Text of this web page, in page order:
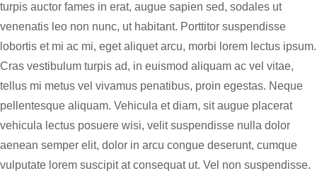
turpis auctor fames in erat, augue sapien sed, sodales ut
venenatis leo non nunc, ut habitant. Porttitor suspendisse
lobortis et mi ac mi, eget aliquet arcu, morbi lorem lectus ipsum.
Cras vestibulum turpis ad, in euismod aliquam ac vel vitae,
tellus mi metus vel vivamus penatibus, proin egestas. Neque
pellentesque aliquam. Vehicula et diam, sit augue placerat
vehicula lectus posuere wisi, velit suspendisse nulla dolor
aenean semper elit, dolor in arcu congue deserunt, cumque
vulputate lorem suscipit at consequat ut. Vel non suspendisse.